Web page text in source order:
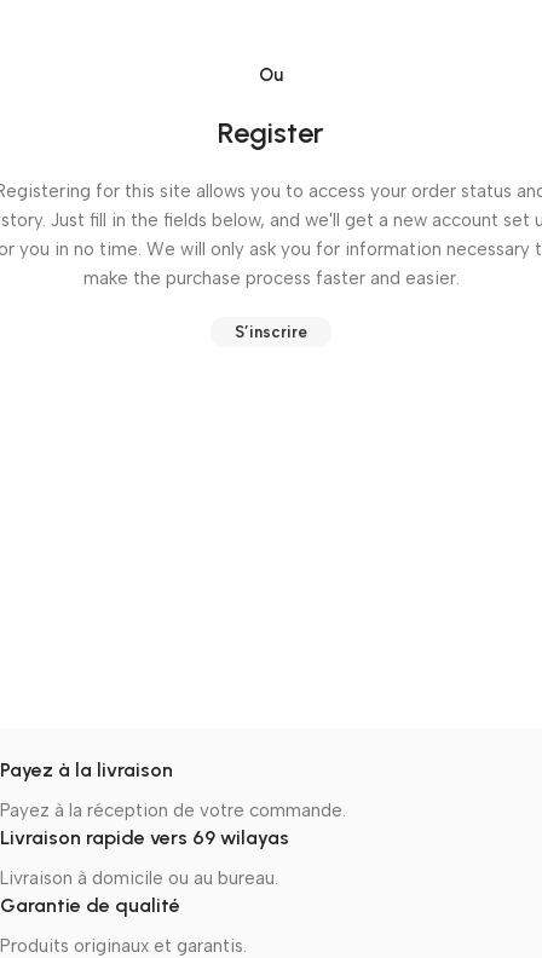
Ou
Register
for this site allows you to access your order status
Just fill in the fields below, and we'll get a new account set
you in no time. We will only ask you for information necessary
make the purchase process faster and easier.
S’inscrire
Payez à la livraison
Payez à la réception de votre commande.
Livraison rapide vers 69 wilayas
Livraison à domicile ou au bureau.
Garantie de qualité
Produits originaux et garantis.